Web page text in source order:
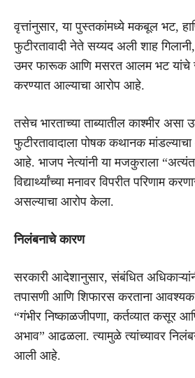
वृत्तांनुसार, या पुस्तकांमध्ये मकबूल भट,
फुटीरतावादी नेते सय्यद अली शाह
उमर फारूक आणि मसरत आलम भट यांचे
करण्यात आल्याचा आरोप आहे.
तसेच भारताच्या ताब्यातील काश्मीर
फुटीरतावादाला पोषक कथानक
आहे. भाजप नेत्यांनी या मजकुराला
विद्यार्थ्यांच्या मनावर विपरीत परिणाम
असल्याचा आरोप केला.
निलंबनाचे कारण
सरकारी आदेशानुसार, संबंधित
तपासणी आणि शिफारस करताना आवश्यक
“गंभीर निष्काळजीपणा, कर्तव्यात कसूर
अभाव” आढळला. त्यामुळे त्यांच्यावर
आली आहे.